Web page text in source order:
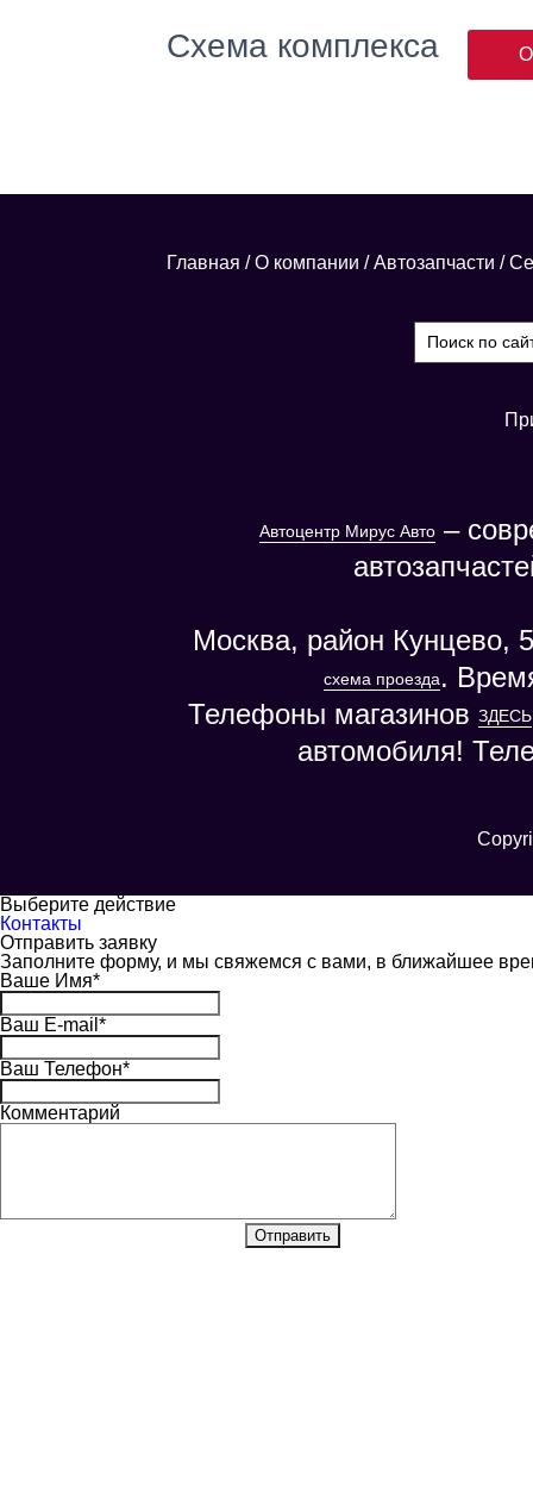
Схема комплекса
Главная / О компании / Автозапчасти /
Автоцентр Мирус Авто –
Москва, район Кунцево,
схема проезда.
Телефоны магазинов ЗДЕСЬ
автомобиля!
Выберите действие
Контакты
Отправить заявку
Заполните форму, и мы свяжемся с вами, в ближайшее
Ваше Имя*
Ваш E-mail *
Ваш Телефон*
Комментарий